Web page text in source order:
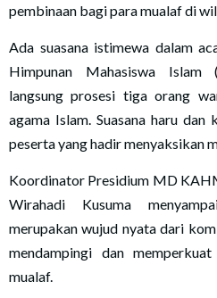
pembinaan bagi para mualaf di
Ada suasana istimewa dalam
Himpunan Mahasiswa
langsung prosesi tiga orang
agama Islam. Suasana haru
peserta yang hadir menyaksikan
Koordinator Presidium MD
Wirahadi Kusuma
merupakan wujud nyata dari
mendampingi dan
mualaf.